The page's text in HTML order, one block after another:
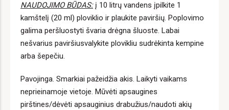
NAUDOJIMO BŪDAS:į 10 litrų vandens įpilkite 1
kamštelį (20 ml) ploviklio ir plaukite paviršių. Poplovimo
galima peršluostyti švaria drėgna šluoste. Labai
nešvarius paviršiusvalykite plovikliu sudrėkinta kempine
arba šepečiu.
Pavojinga. Smarkiai pažeidžia akis. Laikyti vaikams
neprieinamoje vietoje. Mūvėti apsaugines
pirštines/dėvėti apsauginius drabužius/naudoti akių